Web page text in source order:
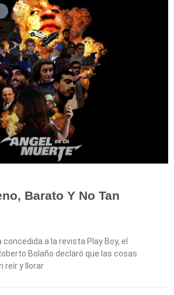
Barato Y No Tan
a la revista Play Boy, el
Bolaño declaró que las cosas
reír y llorar